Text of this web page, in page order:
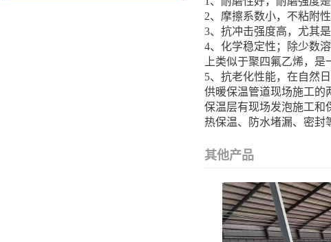
2、摩擦系数小，不粘附性
3、抗冲击强度高，尤其
4、化学稳定性；除少数
上类似于聚四氟乙烯，是
5、抗老化性能，在自然
供暖保温管道现场施工的
保温层有现场发泡施工和
热保温、防水堵漏、密封
其他产品